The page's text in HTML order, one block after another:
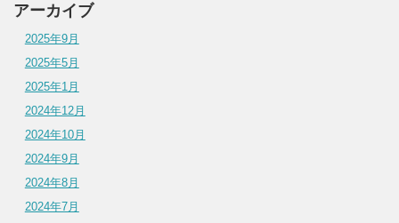
アーカイブ
2025年9月
2025年5月
2025年1月
2024年12月
2024年10月
2024年9月
2024年8月
2024年7月